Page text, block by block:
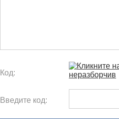
Код:
Введите код: